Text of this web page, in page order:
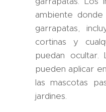
ambiente
garrapatas,
cortinas y
puedan ocultar.
pueden aplicar
las mascotas
jardines.